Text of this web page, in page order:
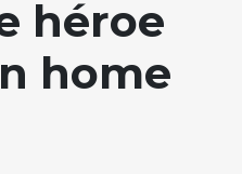
héroe
home